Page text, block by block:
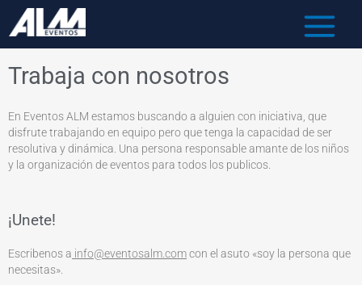
Trabaja con nosotros
En Eventos ALM estamos buscando a alguien con iniciativa, que
disfrute trabajando en equipo pero que tenga la capacidad de ser
resolutiva y dinámica. Una persona responsable amante de los niños
y la organización de eventos para todos los publicos.
¡Unete!
Escribenos a info@eventosalm.comcon el asuto «soy la persona que
necesitas».